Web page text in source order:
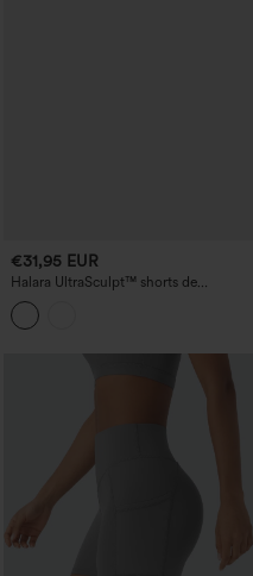
€31,95 EUR
Halara UltraSculpt™ shorts de
entrenamiento de talle alto con bolsillos
7''